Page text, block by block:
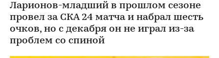
Ларионов-младший в прошлом сезоне
провел за СКА 24 матча и набрал шесть
очков, но с декабря он не играл из-за
проблем со спиной